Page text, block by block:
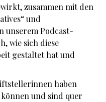
zusammen mit den
und
unserem Podcast-
wie sich diese
gestaltet hat und
haben
und sind quer